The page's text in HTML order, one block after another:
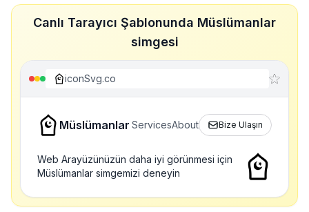
Canlı Tarayıcı Şablonunda Müslümanlar
simgesi
iconSvg.co
Müslümanlar ServicesAbout Bize Ulaşın
Web Arayüzünüzün daha iyi görünmesi için
Müslümanlar simgemizi deneyin